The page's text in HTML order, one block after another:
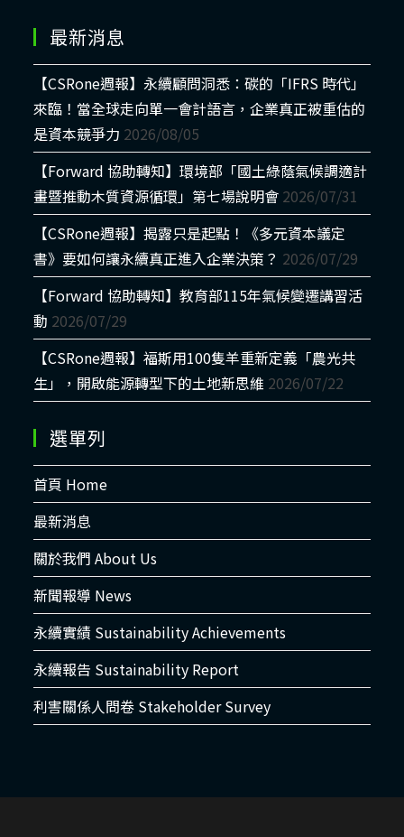
最新消息
【CSRone週報】永續顧問洞悉：碳的「IFRS 時代」
來臨！當全球走向單一會計語言，企業真正被重估的
是資本競爭力 2026/08/05
【Forward 協助轉知】環境部「國土綠蔭氣候調適計
畫暨推動木質資源循環」第七場說明會 2026/07/31
【CSRone週報】揭露只是起點！《多元資本議定
書》要如何讓永續真正進入企業決策？ 2026/07/29
【Forward 協助轉知】教育部115年氣候變遷講習活
動 2026/07/29
【CSRone週報】福斯用100隻羊重新定義「農光共
生」，開啟能源轉型下的土地新思維 2026/07/22
選單列
首頁 Home
最新消息
關於我們 About Us
新聞報導 News
永續實績 Sustainability Achievements
永續報告 Sustainability Report
利害關係人問卷 Stakeholder Survey